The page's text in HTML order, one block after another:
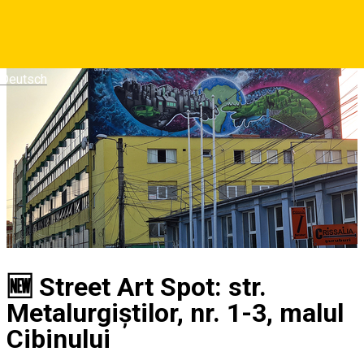
Deutsch
🆕 Street Art Spot: str.
Metalurgiștilor, nr. 1-3, malul
Cibinului